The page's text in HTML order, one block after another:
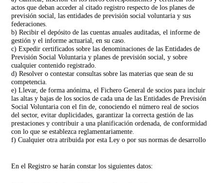
actos que deban acceder al citado registro respecto de los planes de
previsión social, las entidades de previsión social voluntaria y sus
federaciones.
b) Recibir el depósito de las cuentas anuales auditadas, el informe de
gestión y el informe actuarial, en su caso.
c) Expedir certificados sobre las denominaciones de las Entidades de
Previsión Social Voluntaria y planes de previsión social, y sobre
cualquier contenido registrado.
d) Resolver o contestar consultas sobre las materias que sean de su
competencia.
e) Llevar, de forma anónima, el Fichero General de socios para incluir
las altas y bajas de los socios de cada una de las Entidades de Previsión
Social Voluntaria con el fin de, conociendo el número real de socios
del sector, evitar duplicidades, garantizar la correcta gestión de las
prestaciones y contribuir a una planificación ordenada, de conformidad
con lo que se establezca reglamentariamente.
f) Cualquier otra atribuida por esta Ley o por sus normas de desarrollo
En el Registro se harán constar los siguientes datos: